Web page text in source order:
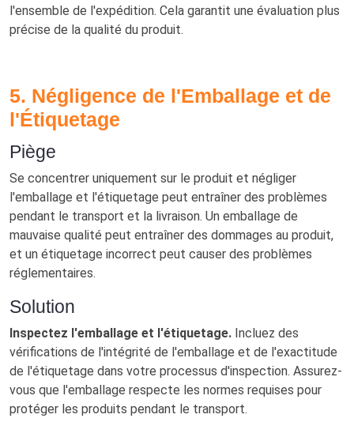
l'ensemble de l'expédition. Cela garantit une évaluation plus
précise de la qualité du produit.
5. Négligence de l'Emballage et de
l'Étiquetage
Piège
Se concentrer uniquement sur le produit et négliger
l'emballage et l'étiquetage peut entraîner des problèmes
pendant le transport et la livraison. Un emballage de
mauvaise qualité peut entraîner des dommages au produit,
et un étiquetage incorrect peut causer des problèmes
réglementaires.
Solution
Inspectez l'emballage et l'étiquetage. Incluez des
vérifications de l'intégrité de l'emballage et de l'exactitude
de l'étiquetage dans votre processus d'inspection. Assurez-
vous que l'emballage respecte les normes requises pour
protéger les produits pendant le transport.